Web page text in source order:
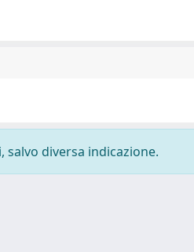
diversa indicazione.